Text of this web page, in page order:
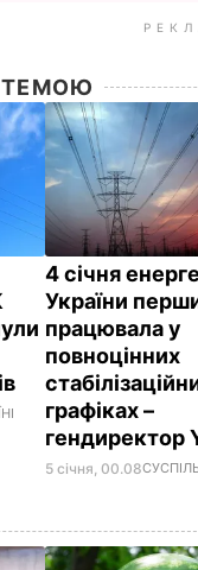
ТЕМОЮ
4 січня
України
працювала у
повноцінних
графіках –
гендиректор
5 січня, 00.08